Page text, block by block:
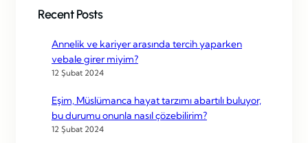
Recent Posts
Annelik ve kariyer arasında tercih yaparken
vebale girer miyim?
12 Şubat 2024
Eşim, Müslümanca hayat tarzımı abartılı buluyor,
bu durumu onunla nasıl çözebilirim?
12 Şubat 2024